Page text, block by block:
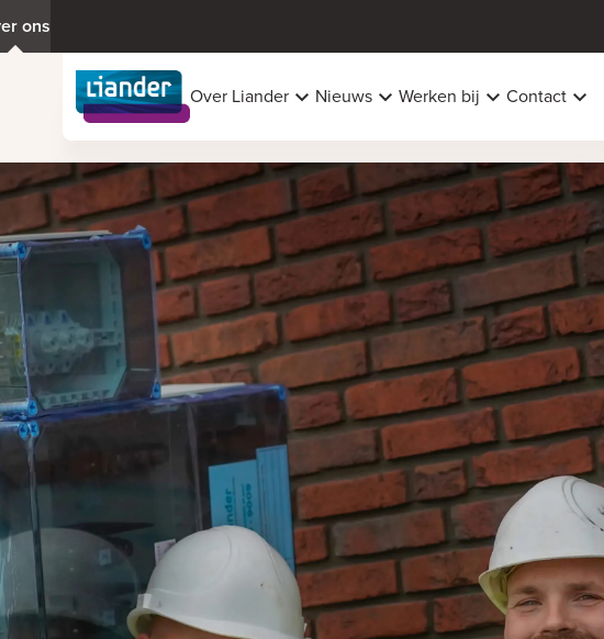
ons
Over Liander Nieuws Werken bij Contact